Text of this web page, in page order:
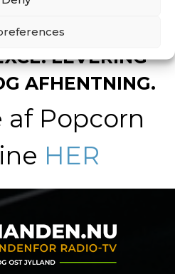
vi kan levere den,se priser for
klikHER
LEVERING
AFHENTNING.
af Popcorn
HER